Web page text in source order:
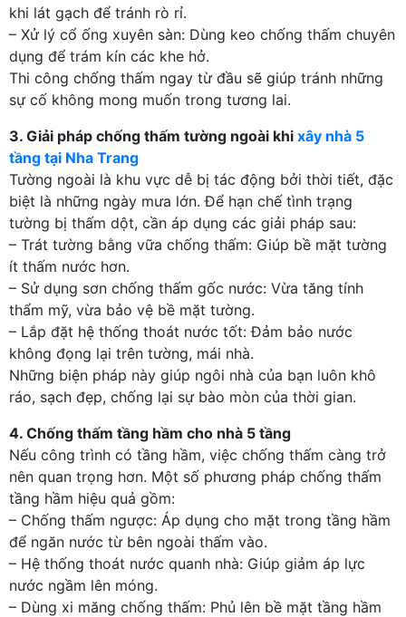
khi lát gạch để tránh rò rỉ.
– Xử lý cổ ống xuyên sàn: Dùng keo chống thấm chuyên
dụng để trám kín các khe hở.
Thi công chống thấm ngay từ đầu sẽ giúp tránh những
sự cố không mong muốn trong tương lai.
3. Giải pháp chống thấm tường ngoài khi xây nhà 5
tầng tại Nha Trang
Tường ngoài là khu vực dễ bị tác động bởi thời tiết, đặc
biệt là những ngày mưa lớn. Để hạn chế tình trạng
tường bị thấm dột, cần áp dụng các giải pháp sau:
– Trát tường bằng vữa chống thấm: Giúp bề mặt tường
ít thấm nước hơn.
– Sử dụng sơn chống thấm gốc nước: Vừa tăng tính
thẩm mỹ, vừa bảo vệ bề mặt tường.
– Lắp đặt hệ thống thoát nước tốt: Đảm bảo nước
không đọng lại trên tường, mái nhà.
Những biện pháp này giúp ngôi nhà của bạn luôn khô
ráo, sạch đẹp, chống lại sự bào mòn của thời gian.
4. Chống thấm tầng hầm cho nhà 5 tầng
Nếu công trình có tầng hầm, việc chống thấm càng trở
nên quan trọng hơn. Một số phương pháp chống thấm
tầng hầm hiệu quả gồm:
– Chống thấm ngược: Áp dụng cho mặt trong tầng hầm
để ngăn nước từ bên ngoài thấm vào.
– Hệ thống thoát nước quanh nhà: Giúp giảm áp lực
nước ngầm lên móng.
– Dùng xi măng chống thấm: Phủ lên bề mặt tầng hầm